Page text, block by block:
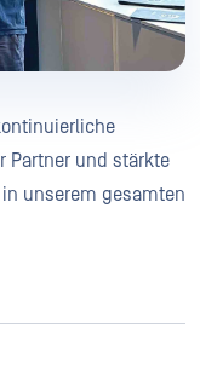
Partner und stärkte
unserem gesamten